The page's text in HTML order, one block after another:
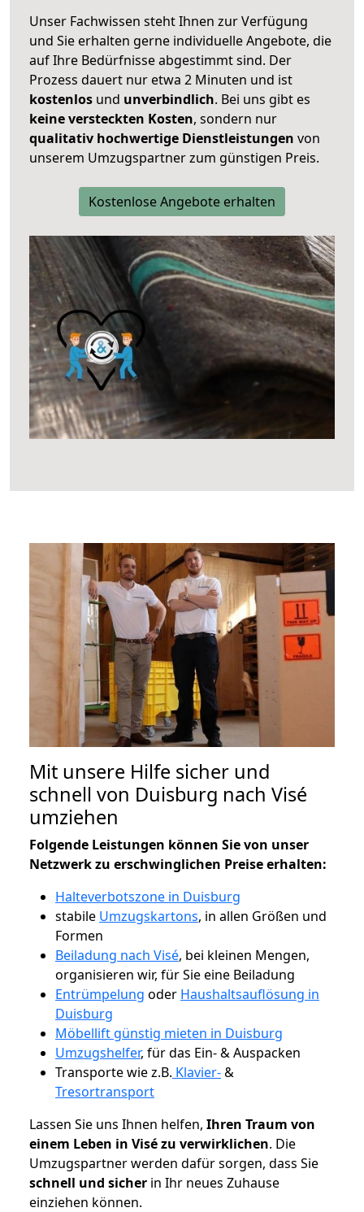
Unser Fachwissen steht Ihnen zur Verfügung
und Sie erhalten gerne individuelle Angebote, die
auf Ihre Bedürfnisse abgestimmt sind. Der
Prozess dauert nur etwa 2 Minuten und ist
kostenlos und unverbindlich. Bei uns gibt es
keine versteckten Kosten, sondern nur
qualitativ hochwertige Dienstleistungen von
unserem Umzugspartner zum günstigen Preis.
Kostenlose Angebote erhalten
Mit unsere Hilfe sicher und
schnell von Duisburg nach Visé
umziehen
Folgende Leistungen können Sie von unser
Netzwerk zu erschwinglichen Preise erhalten:
Halteverbotszone in Duisburg
stabile Umzugskartons, in allen Größen und
Formen
Beiladung nach Visé, bei kleinen Mengen,
organisieren wir, für Sie eine Beiladung
Entrümpelung oder Haushaltsauflösung in
Duisburg
Möbellift günstig mieten in Duisburg
Umzugshelfer, für das Ein- & Auspacken
Transporte wie z.B. Klavier-&
Tresortransport
Lassen Sie uns Ihnen helfen, Ihren Traum von
einem Leben in Visé zu verwirklichen. Die
Umzugspartner werden dafür sorgen, dass Sie
schnell und sicher in Ihr neues Zuhause
einziehen können.